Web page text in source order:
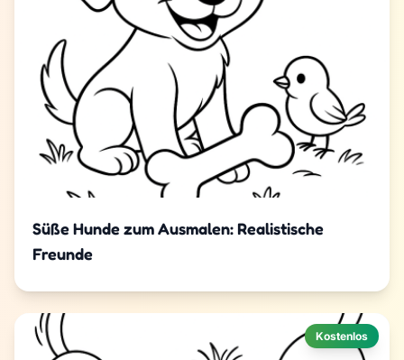
Süße Hunde zum Ausmalen: Realistische
Freunde
Kostenlos